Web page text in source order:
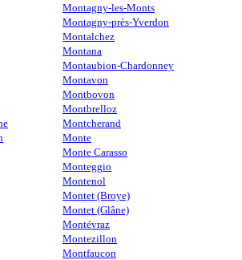
Montagny-les-Monts
Montagny-près-Yverdon
Montalchez
Montana
Montaubion-Chardonney
Montavon
Montbovon
Montbrelloz
Montcherand
Monte
Monte Carasso
Monteggio
Montenol
Montet (Broye)
Montet (Glâne)
Montévraz
Montezillon
Montfaucon